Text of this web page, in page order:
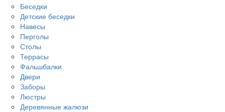
Беседки
Детские беседки
Навесы
Перголы
Столы
Террасы
Фальшбалки
Двери
Заборы
Люстры
Деревянные жалюзи